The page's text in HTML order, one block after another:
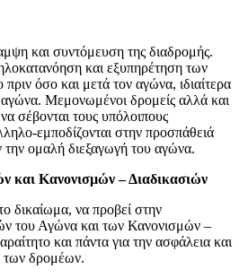
και συντόμευση της διαδρομής.
και εξυπηρέτηση των
όσο και μετά τον αγώνα, ιδιαίτερα
Μεμονωμένοι δρομείς αλλά και
σέβονται τους υπόλοιπους
εμποδίζονται στην προσπάθειά
την ομαλή διεξαγωγή του αγώνα.
και Κανονισµών – Διαδικασιών
δικαίωμα, να προβεί στην
του Αγώνα και των Κανονισμών –
και πάντα για την ασφάλεια και
των δρομέων.